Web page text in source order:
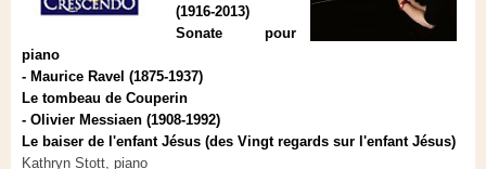
(1916-2013)
Sonate pour
piano
- Maurice Ravel (1875-1937)
Le tombeau de Couperin
- Olivier Messiaen (1908-1992)
Le baiser de l'enfant Jésus (des Vingt regards sur l'enfant Jésus)
Kathryn Stott, piano